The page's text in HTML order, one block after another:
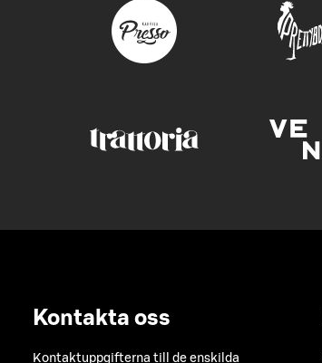
Kontakta oss
Kontaktuppgifterna till de enskilda